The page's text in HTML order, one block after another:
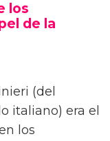
los
de la
(del
italiano) era el
los